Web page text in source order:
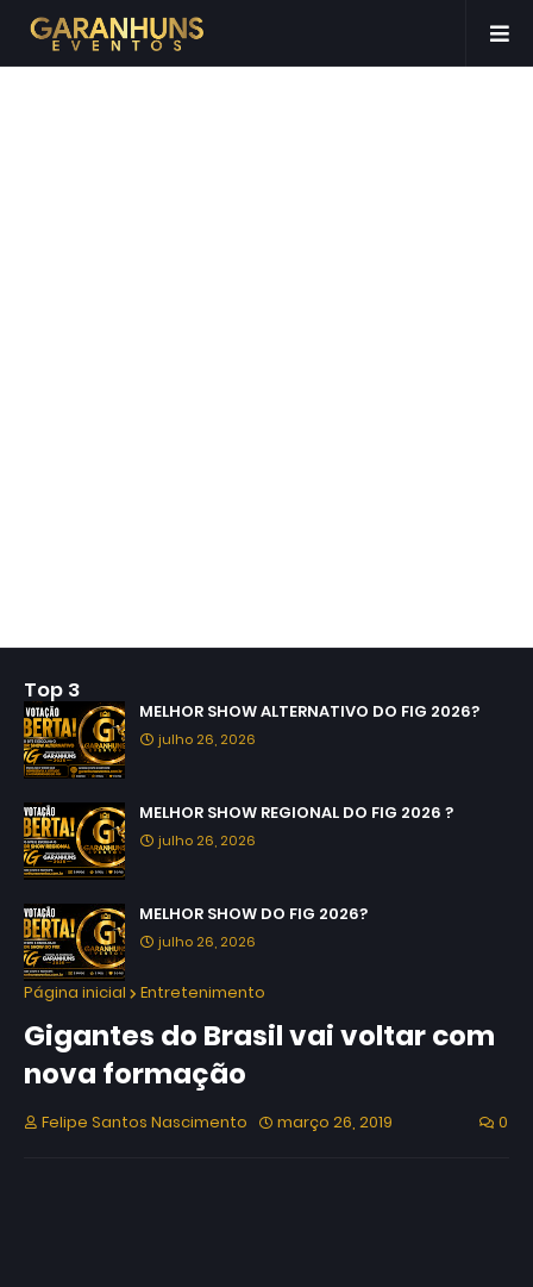
Top 3
MELHOR SHOW ALTERNATIVO DO FIG 2026?
julho 26, 2026
MELHOR SHOW REGIONAL DO FIG 2026 ?
julho 26, 2026
MELHOR SHOW DO FIG 2026?
julho 26, 2026
Página inicial Entretenimento
Gigantes do Brasil vai voltar com
nova formação
Felipe Santos Nascimento março 26, 2019 0